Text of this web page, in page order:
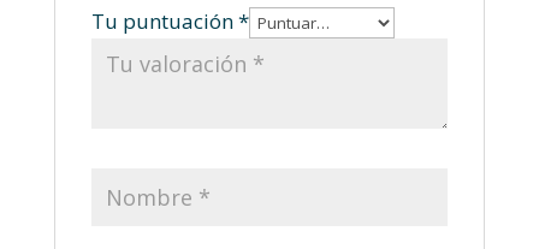
Tu puntuación*